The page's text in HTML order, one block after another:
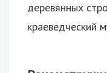
деревянных
краеведческий